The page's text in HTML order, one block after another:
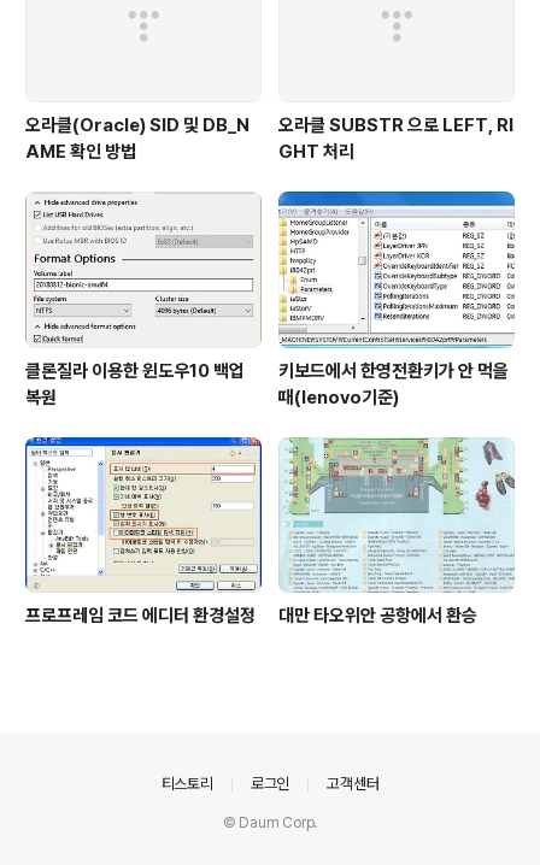
오라클(Oracle) SID 및 DB_N
AME 확인 방법
오라클 SUBSTR 으로 LEFT, RI
GHT 처리
클론질라 이용한 윈도우10 백업
복원
키보드에서 한영전환키가 안 먹을
때(lenovo기준)
프로프레임 코드 에디터 환경설정 대만 타오위안 공항에서 환승
티스토리 로그인 고객센터
© Daum Corp.